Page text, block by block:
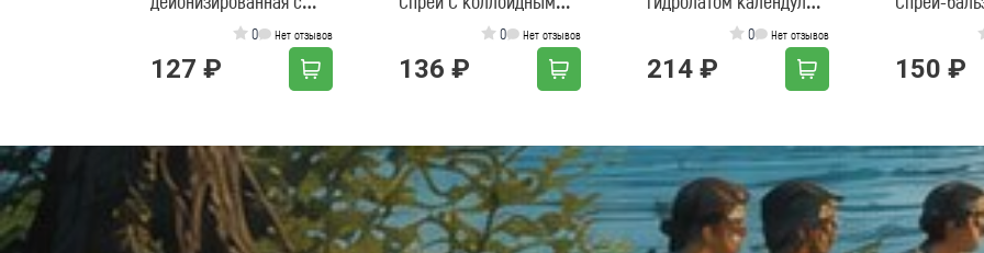
эфирным маслом мяты
0 Нет отзывов
127 ₽
серебром и бишофитом
0 Нет отзывов
136 ₽
Очищение для
0 Нет отзывов
214 ₽ 150 ₽